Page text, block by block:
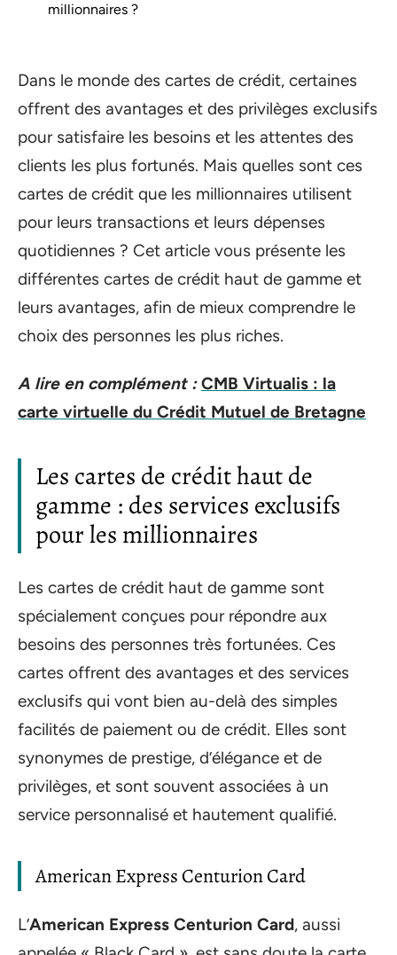
millionnaires ?
Dans le monde des cartes de crédit, certaines
offrent des avantages et des privilèges exclusifs
pour satisfaire les besoins et les attentes des
clients les plus fortunés. Mais quelles sont ces
cartes de crédit que les millionnaires utilisent
pour leurs transactions et leurs dépenses
quotidiennes ? Cet article vous présente les
différentes cartes de crédit haut de gamme et
leurs avantages, afin de mieux comprendre le
choix des personnes les plus riches.
A lire en complément : CMB Virtualis : la
carte virtuelle du Crédit Mutuel de Bretagne
Les cartes de crédit haut de
gamme : des services exclusifs
pour les millionnaires
Les cartes de crédit haut de gamme sont
spécialement conçues pour répondre aux
besoins des personnes très fortunées. Ces
cartes offrent des avantages et des services
exclusifs qui vont bien au-delà des simples
facilités de paiement ou de crédit. Elles sont
synonymes de prestige, d’élégance et de
privilèges, et sont souvent associées à un
service personnalisé et hautement qualifié.
American Express Centurion Card
L’American Express Centurion Card, aussi